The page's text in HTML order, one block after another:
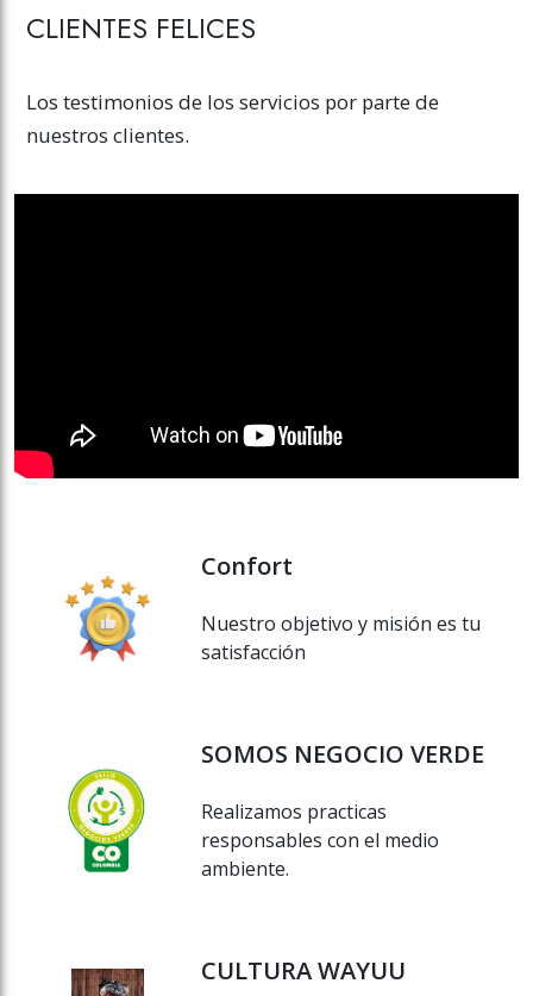
CLIENTES FELICES
Los testimonios de los servicios por parte de
nuestros clientes.
Confort
Nuestro objetivo y misión es tu
satisfacción
SOMOS NEGOCIO VERDE
Realizamos practicas
responsables con el medio
ambiente.
CULTURA WAYUU